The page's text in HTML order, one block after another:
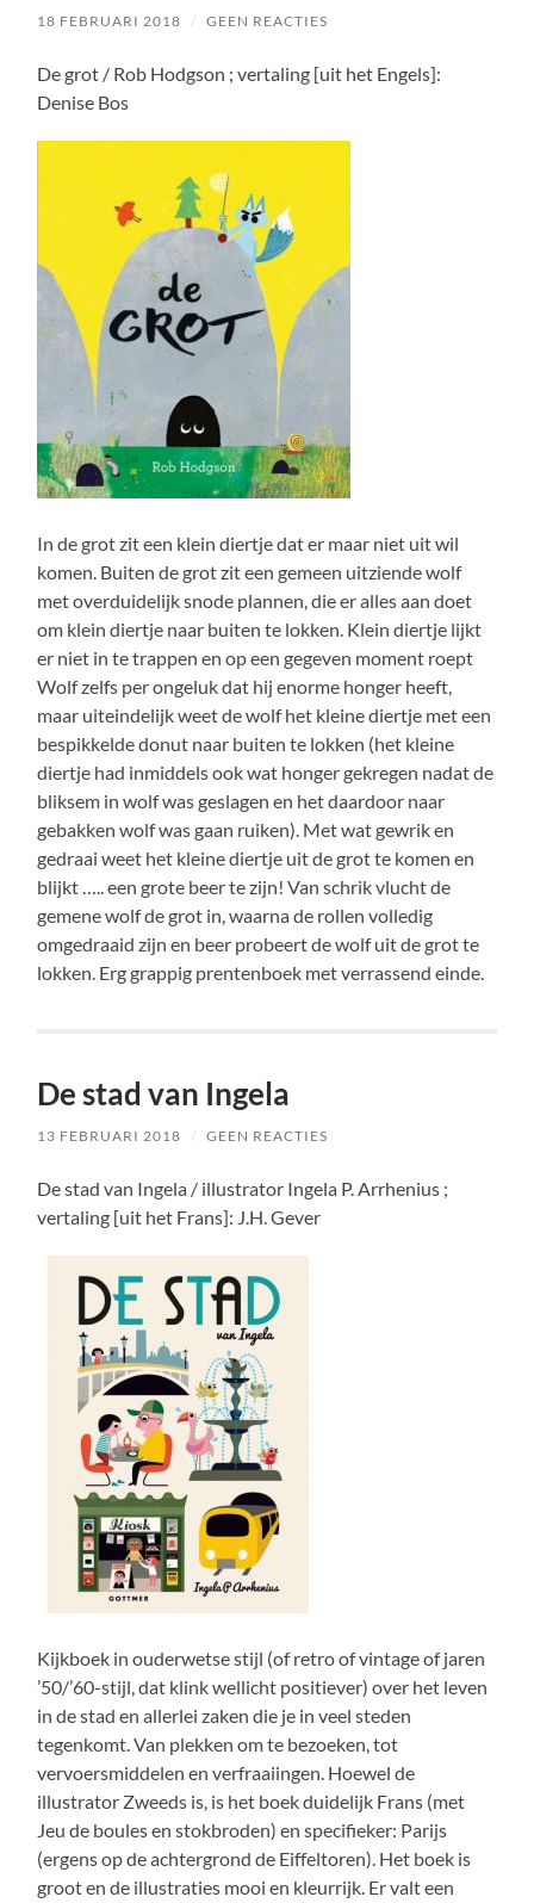
18 FEBRUARI 2018 / GEEN REACTIES
De grot / Rob Hodgson ; vertaling [uit het Engels]:
Denise Bos
In de grot zit een klein diertje dat er maar niet uit wil
komen. Buiten de grot zit een gemeen uitziende wolf
met overduidelijk snode plannen, die er alles aan doet
om klein diertje naar buiten te lokken. Klein diertje lijkt
er niet in te trappen en op een gegeven moment roept
Wolf zelfs per ongeluk dat hij enorme honger heeft,
maar uiteindelijk weet de wolf het kleine diertje met een
bespikkelde donut naar buiten te lokken (het kleine
diertje had inmiddels ook wat honger gekregen nadat de
bliksem in wolf was geslagen en het daardoor naar
gebakken wolf was gaan ruiken). Met wat gewrik en
gedraai weet het kleine diertje uit de grot te komen en
blijkt ….. een grote beer te zijn! Van schrik vlucht de
gemene wolf de grot in, waarna de rollen volledig
omgedraaid zijn en beer probeert de wolf uit de grot te
lokken. Erg grappig prentenboek met verrassend einde.
De stad van Ingela
13 FEBRUARI 2018 / GEEN REACTIES
De stad van Ingela / illustrator Ingela P. Arrhenius ;
vertaling [uit het Frans]: J.H. Gever
Kijkboek in ouderwetse stijl (of retro of vintage of jaren
’50/’60-stijl, dat klink wellicht positiever) over het leven
in de stad en allerlei zaken die je in veel steden
tegenkomt. Van plekken om te bezoeken, tot
vervoersmiddelen en verfraaiingen. Hoewel de
illustrator Zweeds is, is het boek duidelijk Frans (met
Jeu de boules en stokbroden) en specifieker: Parijs
(ergens op de achtergrond de Eiffeltoren). Het boek is
groot en de illustraties mooi en kleurrijk. Er valt een